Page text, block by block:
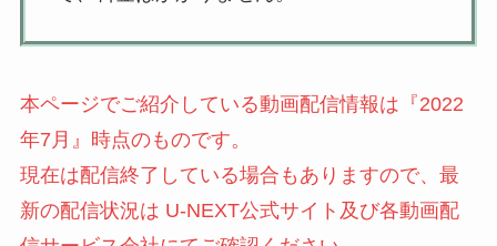
本ページでご紹介している動画配信情報は『2022
年7月』時点のものです。
現在は配信終了している場合もありますので、最
新の配信状況は U-NEXT公式サイト及び各動画配